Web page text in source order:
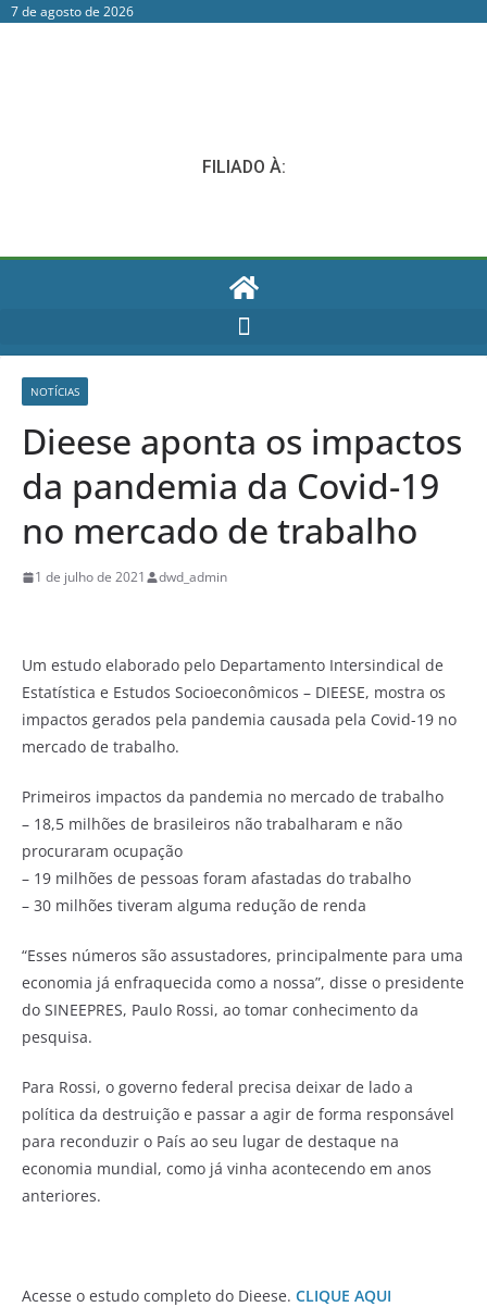
7 de agosto de 2026
FILIADO À:
NOTÍCIAS
Dieese aponta os impactos
da pandemia da Covid-19
no mercado de trabalho
1 de julho de 2021 dwd_admin
Um estudo elaborado pelo Departamento Intersindical de
Estatística e Estudos Socioeconômicos – DIEESE, mostra os
impactos gerados pela pandemia causada pela Covid-19 no
mercado de trabalho.
Primeiros impactos da pandemia no mercado de trabalho
– 18,5 milhões de brasileiros não trabalharam e não
procuraram ocupação
– 19 milhões de pessoas foram afastadas do trabalho
– 30 milhões tiveram alguma redução de renda
“Esses números são assustadores, principalmente para uma
economia já enfraquecida como a nossa”, disse o presidente
do SINEEPRES, Paulo Rossi, ao tomar conhecimento da
pesquisa.
Para Rossi, o governo federal precisa deixar de lado a
política da destruição e passar a agir de forma responsável
para reconduzir o País ao seu lugar de destaque na
economia mundial, como já vinha acontecendo em anos
anteriores.
Acesse o estudo completo do Dieese. CLIQUE AQUI